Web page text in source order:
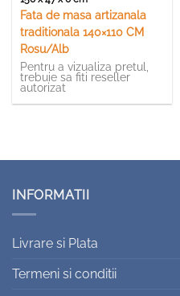
Fata de masa artizanala
traditionala 140×110 CM
Rosu/Alb
Pentru a vizualiza pretul,
trebuie sa fiti reseller
autorizat
INFORMATII
Livrare si Plata
Termeni si conditii